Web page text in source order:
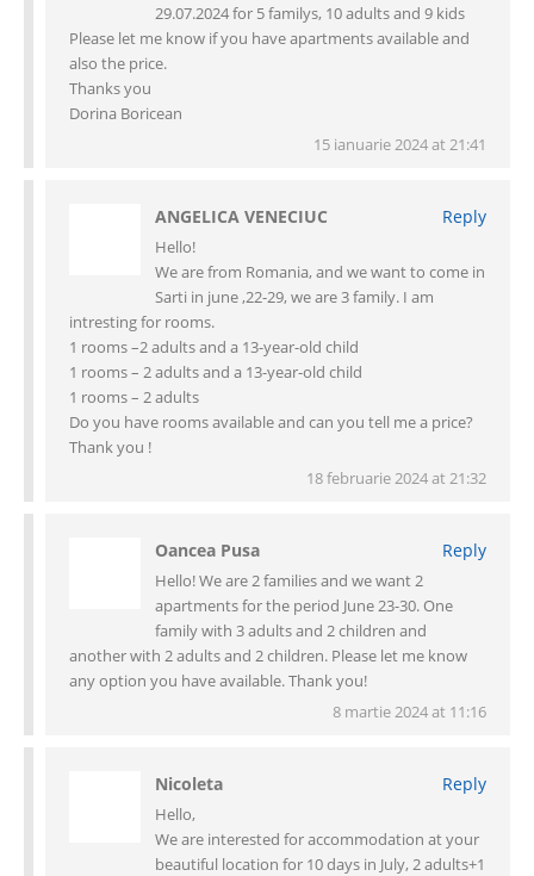
29.07.2024 for 5 familys, 10 adults and 9 kids
Please let me know if you have apartments available and
also the price.
Thanks you
Dorina Boricean
15 ianuarie 2024 at 21:41
ANGELICA VENECIUC Reply
Hello!
We are from Romania, and we want to come in
Sarti in june ,22-29, we are 3 family. I am
intresting for rooms.
1 rooms –2 adults and a 13-year-old child
1 rooms – 2 adults and a 13-year-old child
1 rooms – 2 adults
Do you have rooms available and can you tell me a price?
Thank you !
18 februarie 2024 at 21:32
Oancea Pusa Reply
Hello! We are 2 families and we want 2
apartments for the period June 23-30. One
family with 3 adults and 2 children and
another with 2 adults and 2 children. Please let me know
any option you have available. Thank you!
8 martie 2024 at 11:16
Nicoleta Reply
Hello,
We are interested for accommodation at your
beautiful location for 10 days in July, 2 adults+1